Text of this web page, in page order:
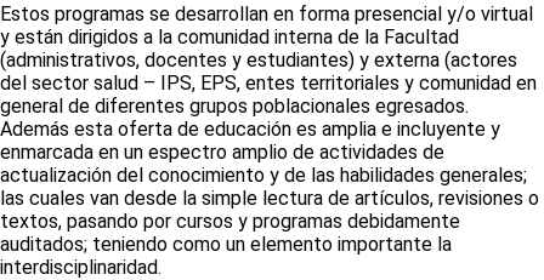
Estos programas se desarrollan en forma presencial y/o virtual
y están dirigidos a la comunidad interna de la Facultad
(administrativos, docentes y estudiantes) y externa (actores
del sector salud – IPS, EPS, entes territoriales y comunidad en
general de diferentes grupos poblacionales egresados.
Además esta oferta de educación es amplia e incluyente y
enmarcada en un espectro amplio de actividades de
actualización del conocimiento y de las habilidades generales;
las cuales van desde la simple lectura de artículos, revisiones o
textos, pasando por cursos y programas debidamente
auditados; teniendo como un elemento importante la
interdisciplinaridad.